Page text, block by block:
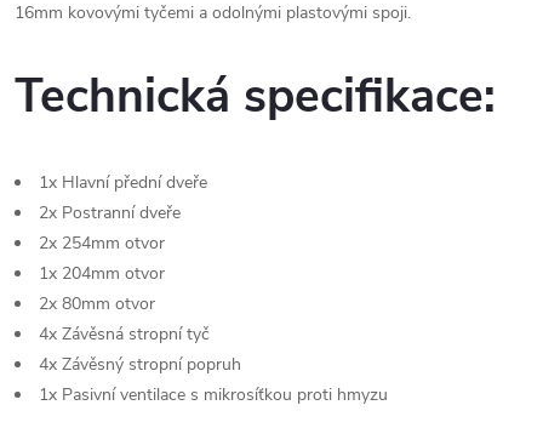
16mm kovovými tyčemi a odolnými plastovými spoji.
Technická specifikace:
1x Hlavní přední dveře
2x Postranní dveře
2x 254mm otvor
1x 204mm otvor
2x 80mm otvor
4x Závěsná stropní tyč
4x Závěsný stropní popruh
1x Pasivní ventilace s mikrosíťkou proti hmyzu